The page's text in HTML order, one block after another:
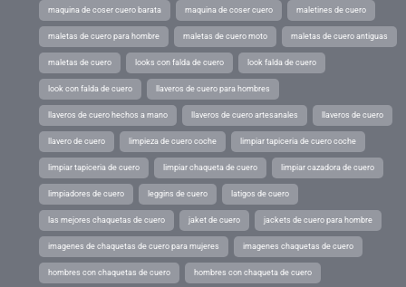
maquina de coser cuero barata maquina de coser cuero maletines de cuero
maletas de cuero para hombre maletas de cuero moto maletas de cuero antiguas
maletas de cuero looks con falda de cuero look falda de cuero
look con falda de cuero llaveros de cuero para hombres
llaveros de cuero hechos a mano llaveros de cuero artesanales llaveros de cuero
llavero de cuero limpieza de cuero coche limpiar tapiceria de cuero coche
limpiar tapiceria de cuero limpiar chaqueta de cuero limpiar cazadora de cuero
limpiadores de cuero leggins de cuero latigos de cuero
las mejores chaquetas de cuero jaket de cuero jackets de cuero para hombre
imagenes de chaquetas de cuero para mujeres imagenes chaquetas de cuero
hombres con chaquetas de cuero hombres con chaqueta de cuero